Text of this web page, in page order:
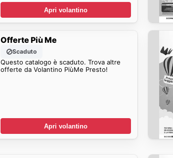
Apri volantino
Offerte Più Me
Scaduto
Questo catalogo è scaduto. Trova altre
offerte da Volantino PiùMe Presto!
Apri volantino